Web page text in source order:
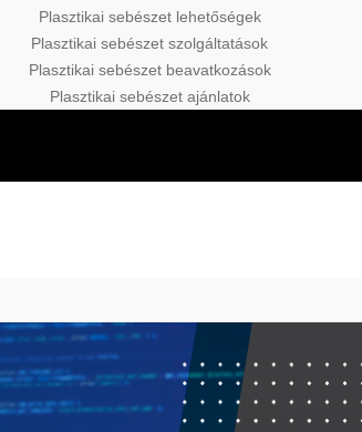
Plasztikai sebészet lehetőségek
Plasztikai sebészet szolgáltatások
Plasztikai sebészet beavatkozások
Plasztikai sebészet ajánlatok